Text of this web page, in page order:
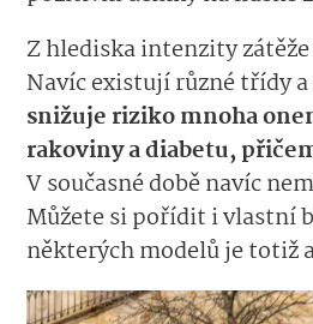
Z hlediska intenzity
Navíc existují různé třídy
snižuje riziko mnoha
rakoviny a diabetu,
V současné době navíc
Můžete si pořídit i vlastní
některých modelů je totiž